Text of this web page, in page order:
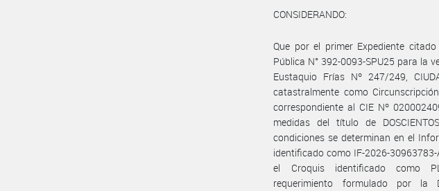
CONSIDERANDO:
Que por el primer Expediente
Pública N° 392-0093-SPU25 para la
Eustaquio Frías Nº 247/249,
catastralmente como
correspondiente al CIE Nº
medidas del título de
condiciones se determinan en el
identificado como IF-2026-
el Croquis identificado como
requerimiento formulado por la